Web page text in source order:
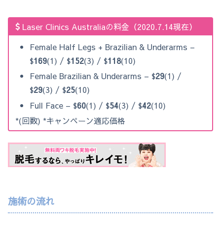
Laser Clinics Australiaの料金（2020.7.14現在）
Female Half Legs + Brazilian & Underarms –
$169(1) / $152(3) / $118(10)
Female Brazilian & Underarms – $29(1) /
$29(3) / $25(10)
Full Face – $60(1) / $54(3) / $42(10)
*(回数) *キャンペーン適応価格
施術の流れ